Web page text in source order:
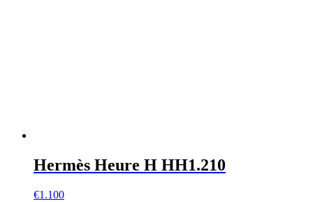
Hermès Heure H HH1.210
€1.100